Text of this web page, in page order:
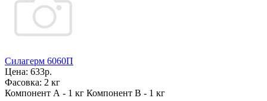
Силагерм 6060П
Цена: 633р.
Фасовка: 2 кг
Компонент А - 1 кг Компонент В - 1 кг